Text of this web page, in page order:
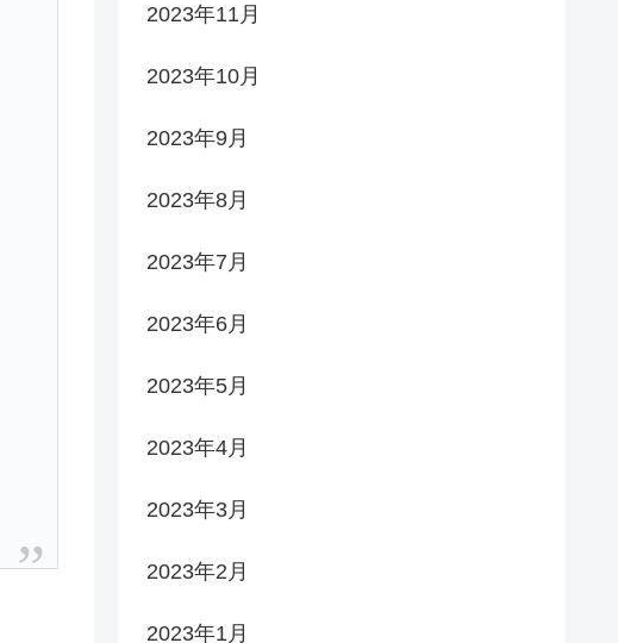
2023年11月
2023年10月
2023年9月
2023年8月
2023年7月
2023年6月
2023年5月
2023年4月
2023年3月
2023年2月
2023年1月